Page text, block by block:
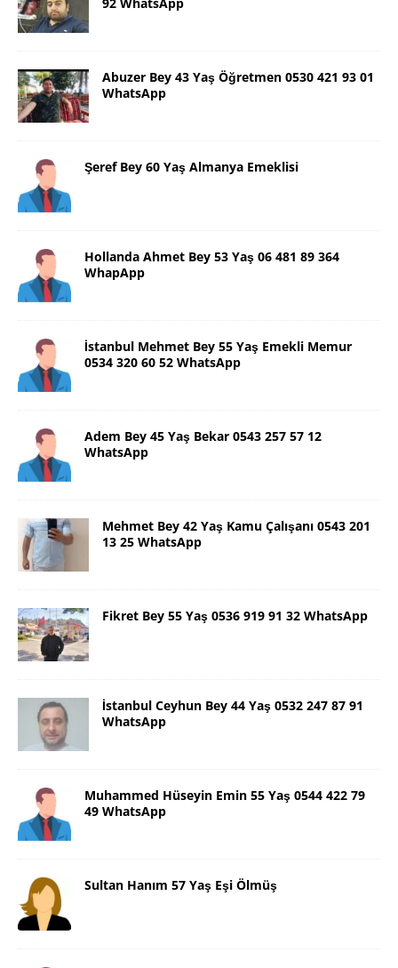
92 WhatsApp
Abuzer Bey 43 Yaş Öğretmen 0530 421 93 01
WhatsApp
Şeref Bey 60 Yaş Almanya Emeklisi
Hollanda Ahmet Bey 53 Yaş 06 481 89 364
WhapApp
İstanbul Mehmet Bey 55 Yaş Emekli Memur
0534 320 60 52 WhatsApp
Adem Bey 45 Yaş Bekar 0543 257 57 12
WhatsApp
Mehmet Bey 42 Yaş Kamu Çalışanı 0543 201
13 25 WhatsApp
Fikret Bey 55 Yaş 0536 919 91 32 WhatsApp
İstanbul Ceyhun Bey 44 Yaş 0532 247 87 91
WhatsApp
Muhammed Hüseyin Emin 55 Yaş 0544 422 79
49 WhatsApp
Sultan Hanım 57 Yaş Eşi Ölmüş